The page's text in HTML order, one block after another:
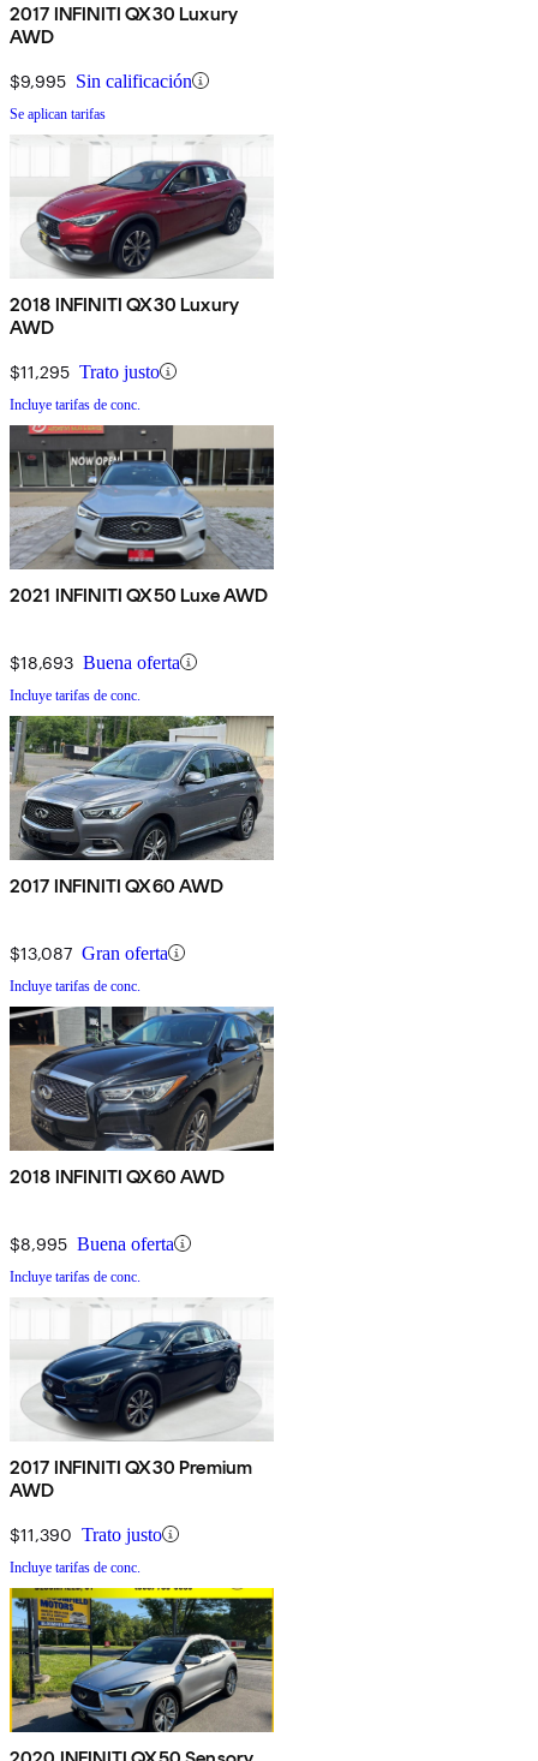
2017 INFINITI QX30 Luxury
AWD
$9,995 Sin calificación
Se aplican tarifas
2018 INFINITI QX30 Luxury
AWD
$11,295 Trato justo
Incluye tarifas de conc.
2021 INFINITI QX50 Luxe AWD
$18,693 Buena oferta
Incluye tarifas de conc.
2017 INFINITI QX60 AWD
$13,087 Gran oferta
Incluye tarifas de conc.
2018 INFINITI QX60 AWD
$8,995 Buena oferta
Incluye tarifas de conc.
2017 INFINITI QX30 Premium
AWD
$11,390 Trato justo
Incluye tarifas de conc.